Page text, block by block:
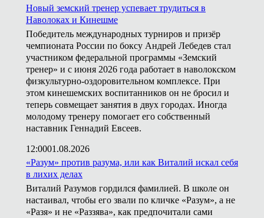
Новый земский тренер успевает трудиться в
Наволоках и Кинешме
Победитель международных турниров и призёр
чемпионата России по боксу Андрей Лебедев стал
участником федеральной программы «Земский
тренер» и с июня 2026 года работает в наволокском
физкультурно-оздоровительном комплексе. При
этом кинешемских воспитанников он не бросил и
теперь совмещает занятия в двух городах. Иногда
молодому тренеру помогает его собственный
наставник Геннадий Евсеев.
12:0001.08.2026
«Разум» против разума, или как Виталий искал себя
в лихих делах
Виталий Разумов гордился фамилией. В школе он
настаивал, чтобы его звали по кличке «Разум», а не
«Разя» и не «Раззява», как предпочитали сами